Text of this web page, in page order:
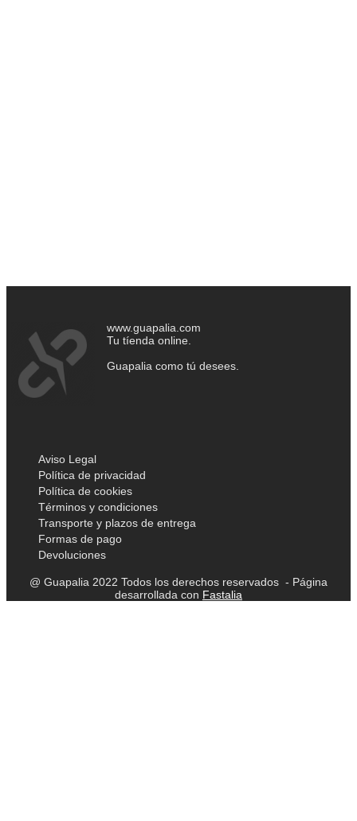
www.guapalia.com
Tu tíenda online.
Guapalia como tú desees.
Aviso Legal
Política de privacidad
Política de cookies
Términos y condiciones
Transporte y plazos de entrega
Formas de pago
Devoluciones
@ Guapalia 2022 Todos los derechos reservados - Página
desarrollada con Fastalia